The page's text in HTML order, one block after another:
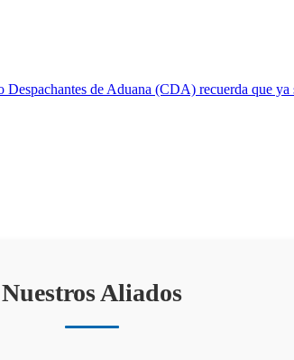
de Aduana (CDA) recuerda que ya
Nuestros Aliados